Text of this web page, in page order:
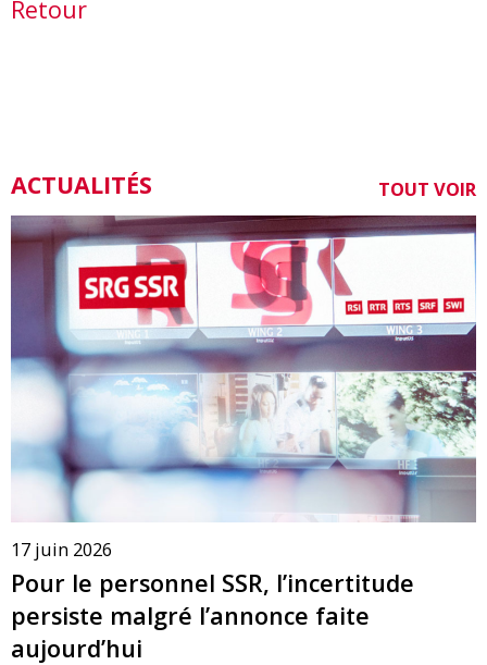
Retour
ACTUALITÉS TOUT VOIR
17 juin 2026
Pour le personnel SSR, l’incertitude
persiste malgré l’annonce faite
aujourd’hui